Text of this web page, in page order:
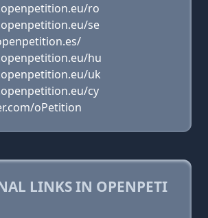
ro
se
hu
uk
cy
oPetition
LINKS IN OPENPETI